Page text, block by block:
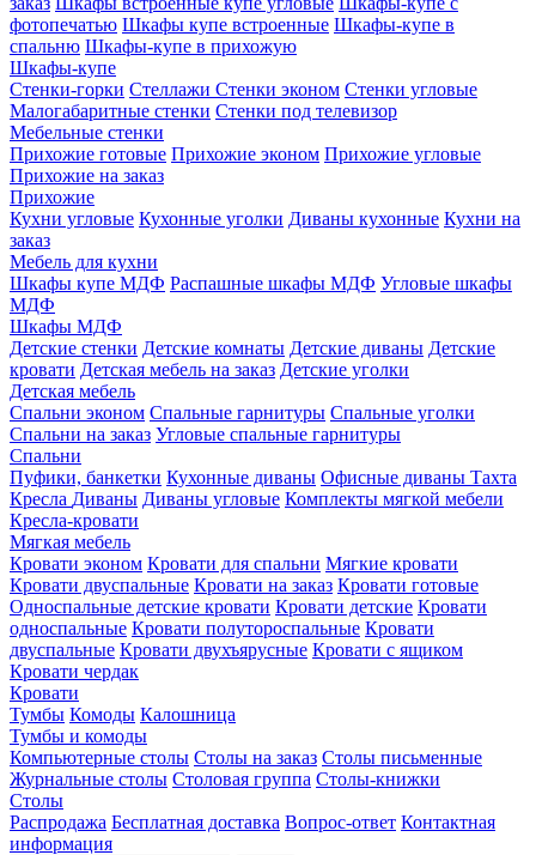
фотопечатью Шкафы купе встроенные Шкафы-купе в
спальню Шкафы-купе в прихожую
Шкафы-купе
Стенки-горки Стеллажи Стенки эконом Стенки угловые
Малогабаритные стенки Стенки под телевизор
Мебельные стенки
Прихожие готовые Прихожие эконом Прихожие угловые
Прихожие на заказ
Прихожие
Кухни угловые Кухонные уголки Диваны кухонные Кухни на
заказ
Мебель для кухни
Шкафы купе МДФ Распашные шкафы МДФ Угловые шкафы
МДФ
Шкафы МДФ
Детские стенки Детские комнаты Детские диваны Детские
кровати Детская мебель на заказ Детские уголки
Детская мебель
Спальни эконом Спальные гарнитуры Спальные уголки
Спальни на заказ Угловые спальные гарнитуры
Спальни
Пуфики, банкетки Кухонные диваны Офисные диваны Тахта
Кресла Диваны Диваны угловые Комплекты мягкой мебели
Кресла-кровати
Мягкая мебель
Кровати эконом Кровати для спальни Мягкие кровати
Кровати двуспальные Кровати на заказ Кровати готовые
Односпальные детские кровати Кровати детские Кровати
односпальные Кровати полутороспальные Кровати
двуспальные Кровати двухъярусные Кровати с ящиком
Кровати чердак
Кровати
Тумбы Комоды Калошница
Тумбы и комоды
Компьютерные столы Столы на заказ Столы письменные
Журнальные столы Столовая группа Столы-книжки
Столы
Распродажа Бесплатная доставка Вопрос-ответ Контактная
информация